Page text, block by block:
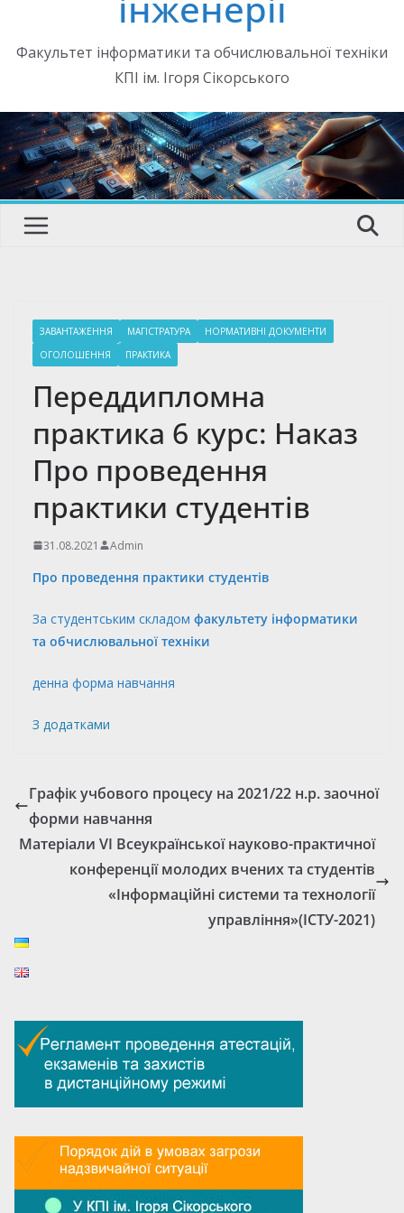
Факультет інформатики та обчислювальної техніки
КПІ ім. Ігоря Сікорського
ЗАВАНТАЖЕННЯ МАГІСТРАТУРА
НОРМАТИВНІ ДОКУМЕНТИ
ОГОЛОШЕННЯ
ПРАКТИКА
Переддипломна
практика 6 курс: Наказ
Про проведення
практики студентів
31.08.2021 Admin
Про проведення практики студентів
За студентським складом факультету інформатики
та обчислювальної техніки
денна форма навчання
З додатками
Графік учбового процесу на 2021/22 н.р. заочної
форми навчання
Матеріали VІ Всеукраїнської науково-практичної
конференції молодих вчених та студентів
«Інформаційні системи та технології
управління»(ІСТУ-2021)